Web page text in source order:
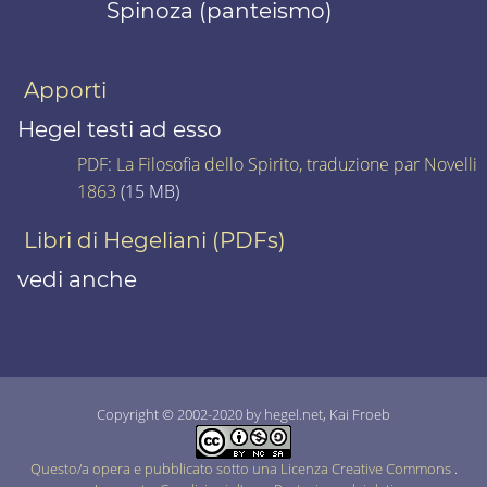
Spinoza (panteismo)
Apporti
Hegel testi ad esso
PDF: La Filosofia dello Spirito, traduzione par Novelli
1863 (15 MB)
Libri di Hegeliani (PDFs)
vedi anche
Copyright © 2002-2020 by hegel.net, Kai Froeb
Questo/a opera e pubblicato sotto una Licenza Creative Commons .